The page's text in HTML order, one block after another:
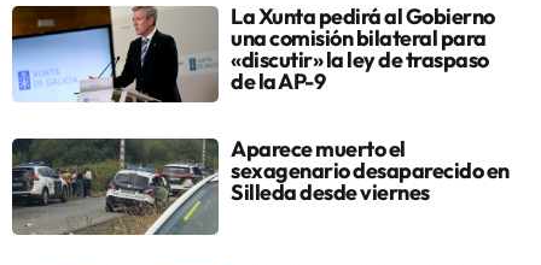
La Xunta pedirá al Gobierno
una comisión bilateral para
«discutir» la ley de traspaso
de la AP-9
Aparece muerto el
sexagenario desaparecido en
Silleda desde viernes